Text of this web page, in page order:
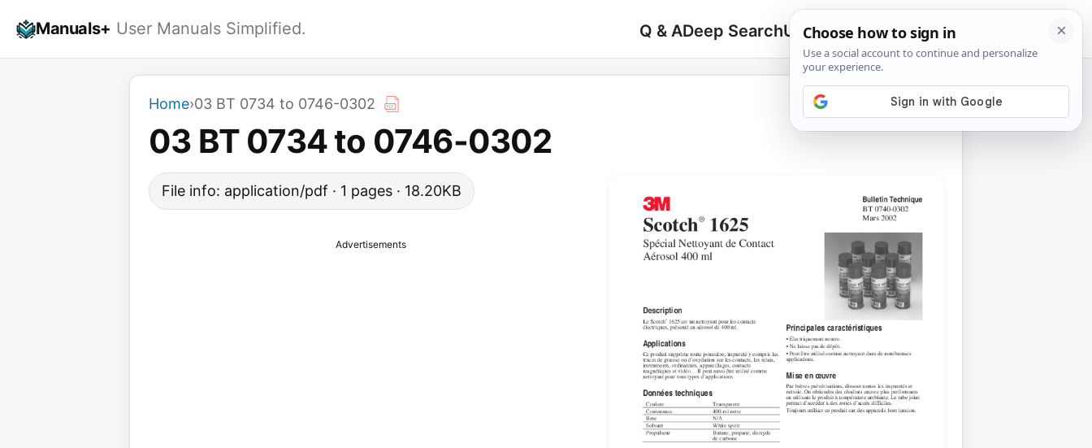
Manuals+ User Manuals Simplified. Q & ADeep SearchUpload
Search
for:
🔍
Home›03 BT 0734 to 0746-0302
03 BT 0734 to 0746-0302
File info: application/pdf · 1 pages · 18.20KB
Advertisements